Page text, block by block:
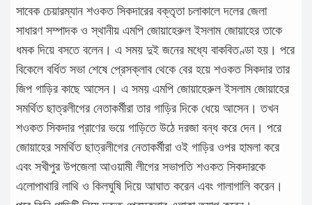
সাবেক চেয়ারম্যান শওকত সিকদারের বক্তৃতা চলাকালে দলের জেলা
সাধারণ সম্পাদক ও স্থানীয় এমপি জোয়াহেরুল ইসলাম জোয়াহের তাকে
ধমক দিয়ে বসতে বলেন। এ সময় দুই জনের মধ্যে বাকবিতণ্ডা হয়। পরে
বিকেলে বর্ধিত সভা শেষে প্রেসক্লাব থেকে বের হয়ে শওকত সিকদার তার
জিপ গাড়ির কাছে আসেন। এ সময় এমপি জোয়াহেরুল ইসলাম জোয়াহের
সমর্থিত ছাত্রলীগের নেতাকর্মীরা তার গাড়ির দিকে ধেয়ে আসেন। তখন
শওকত সিকদার প্রাণের ভয়ে গাড়িতে উঠে দরজা বন্ধ করে দেন। পরে
জোয়াহের সমর্থিত ছাত্রলীগের নেতাকর্মীরা ওই গাড়ির ওপর হামলা করে
এবং সখীপুর উপজেলা আওয়ামী লীগের সভাপতি শওকত সিকদারকে
এলোপাথারি লাথি ও কিলঘুষি দিয়ে আঘাত করেন এবং গালাগালি করেন।